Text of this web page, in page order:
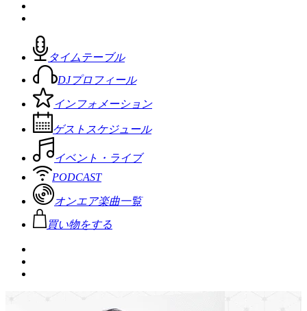
タイムテーブル
DJプロフィール
インフォメーション
ゲストスケジュール
イベント・ライブ
PODCAST
オンエア楽曲一覧
買い物をする